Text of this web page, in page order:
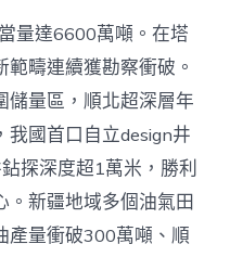
量達6600萬噸。在塔
疇連續獲勘察衝破。
儲量區，順北超深層年
國首口自立design井
探深度超1萬米，勝利
。新疆地域多個油氣田
產量衝破300萬噸、順